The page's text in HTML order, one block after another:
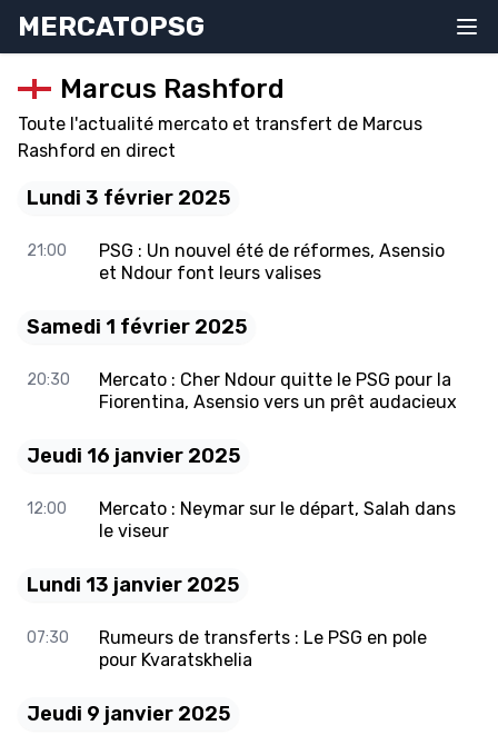
MERCATOPSG
Marcus Rashford
Toute l'actualité mercato et transfert de Marcus
Rashford en direct
Lundi 3 février 2025
21:00
PSG : Un nouvel été de réformes, Asensio
et Ndour font leurs valises
Samedi 1 février 2025
20:30
Mercato : Cher Ndour quitte le PSG pour la
Fiorentina, Asensio vers un prêt audacieux
Jeudi 16 janvier 2025
12:00
Mercato : Neymar sur le départ, Salah dans
le viseur
Lundi 13 janvier 2025
07:30
Rumeurs de transferts : Le PSG en pole
pour Kvaratskhelia
Jeudi 9 janvier 2025